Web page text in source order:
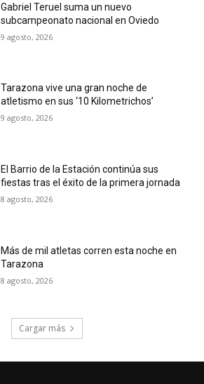
Gabriel Teruel suma un nuevo
subcampeonato nacional en Oviedo
9 agosto, 2026
Tarazona vive una gran noche de
atletismo en sus ‘10 Kilometrichos’
9 agosto, 2026
El Barrio de la Estación continúa sus
fiestas tras el éxito de la primera jornada
8 agosto, 2026
Más de mil atletas corren esta noche en
Tarazona
8 agosto, 2026
Cargar más